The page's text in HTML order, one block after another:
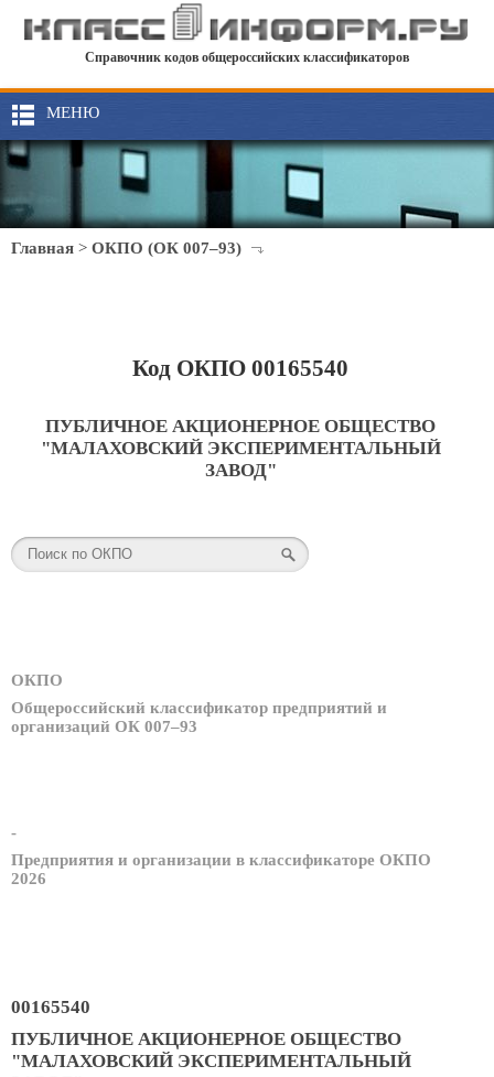
Справочник кодов общероссийских классификаторов
МЕНЮ
Главная > ОКПО (ОК 007–93)
Код ОКПО 00165540
ПУБЛИЧНОЕ АКЦИОНЕРНОЕ ОБЩЕСТВО
"МАЛАХОВСКИЙ ЭКСПЕРИМЕНТАЛЬНЫЙ
ЗАВОД"
ОКПО
Общероссийский классификатор предприятий и
организаций ОК 007–93
-
Предприятия и организации в классификаторе ОКПО
2026
00165540
ПУБЛИЧНОЕ АКЦИОНЕРНОЕ ОБЩЕСТВО
"МАЛАХОВСКИЙ ЭКСПЕРИМЕНТАЛЬНЫЙ